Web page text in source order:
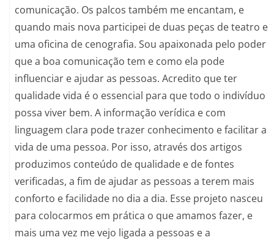
comunicação. Os palcos também me encantam, e
quando mais nova participei de duas peças de teatro e
uma oficina de cenografia. Sou apaixonada pelo poder
que a boa comunicação tem e como ela pode
influenciar e ajudar as pessoas. Acredito que ter
qualidade vida é o essencial para que todo o indivíduo
possa viver bem. A informação verídica e com
linguagem clara pode trazer conhecimento e facilitar a
vida de uma pessoa. Por isso, através dos artigos
produzimos conteúdo de qualidade e de fontes
verificadas, a fim de ajudar as pessoas a terem mais
conforto e facilidade no dia a dia. Esse projeto nasceu
para colocarmos em prática o que amamos fazer, e
mais uma vez me vejo ligada a pessoas e a